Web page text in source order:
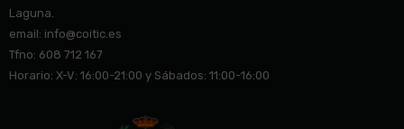
Laguna.
email: info@coitic.es
Tfno: 608 712 167
Horario: X-V: 16:00-21:00 y Sábados: 11:00-16:00